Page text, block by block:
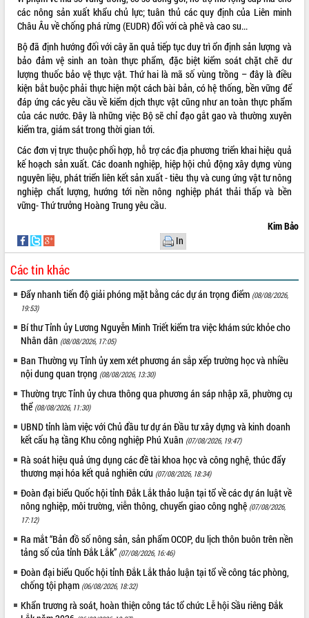
UBND tỉnh họp báo định kỳ tháng 4
năm 2026
Hội thảo khoa học “Giải pháp thúc đẩy
phát triển nền kinh tế xanh tại tỉnh
Đắk Lắk”
Tăng cường giám sát, đôn đốc thực
hiện nhiệm vụ quản lý tài sản công
hàng tuần
Tháo gỡ những vướng mắc, đẩy mạnh
công tác cải cách thủ tục hành chính
tại Trung tâm Phục vụ hành chính
công tỉnh
Đắk Lắk: Tôn vinh 46 giải pháp tại Hội
thi Sáng tạo Kỹ thuật 2024 - 2025
về phát triển nuôi trồng thủy sản
Phó Chủ tịch UBND tỉnh Đắk Lắk
Trương Công Thái kiểm tra thực địa
Dự án cao tốc Khánh Hòa - Buôn Ma
Thuột
Định vị cà phê Việt Nam như một “di
sản sống” trong dòng chảy toàn cầu
Xây dựng nông thôn mới: Nâng cao đời
sống người dân từ những mô hình thiết
thực
Quyết liệt tháo gỡ vướng mắc, đẩy
nhanh tiến độ các dự án trọng điểm
trong Khu kinh tế Nam Phú Yên
Hòn Yến phát triển du lịch gắn với bảo
tồn biển
Lấy ý kiến điều chỉnh Quy hoạch tỉnh
Đắk Lắk thời kỳ 2021-2030, tầm nhìn
đến năm 2050
Phát động chiến dịch 30 ngày đêm
giải phóng mặt bằng Tuyến đường bộ
ven biển
Đắk Lắk nỗ lực thúc đẩy tăng trưởng
kinh tế từ 10% trở lên trong Quý
II/2026
Đắk Lắk ký kết thỏa thuận hợp tác về
chuyển đổi số giai đoạn 2026 – 2030
các nông sản xuất khẩu chủ lực; tuân thủ các quy định của Liên minh
Châu Âu về chống phá rừng (EUDR) đối với cà phê và cao su...
Bộ đã định hướng đối với cây ăn quả tiếp tục duy trì ổn định sản lượng và
bảo đảm vệ sinh an toàn thực phẩm, đặc biệt kiểm soát chặt chẽ dư
lượng thuốc bảo vệ thực vật. Thứ hai là mã số vùng trồng – đây là điều
kiện bắt buộc phải thực hiện một cách bài bản, có hệ thống, bền vững để
đáp ứng các yêu cầu về kiểm dịch thực vật cũng như an toàn thực phẩm
của các nước. Đây là những việc Bộ sẽ chỉ đạo gắt gao và thường xuyên
kiểm tra, giám sát trong thời gian tới.
Các đơn vị trực thuộc phối hợp, hỗ trợ các địa phương triển khai hiệu quả
kế hoạch sản xuất. Các doanh nghiệp, hiệp hội chủ động xây dựng vùng
nguyên liệu, phát triển liên kết sản xuất - tiêu thụ và cung ứng vật tư nông
nghiệp chất lượng, hướng tới nền nông nghiệp phát thải thấp và bền
vững- Thứ trưởng Hoàng Trung yêu cầu.
Kim Bảo
In
Các tin khác
Đẩy nhanh tiến độ giải phóng mặt bằng các dự án trọng điểm (08/08/2026,
19:53)
Bí thư Tỉnh ủy Lương Nguyễn Minh Triết kiểm tra việc khám sức khỏe cho
Nhân dân (08/08/2026, 17:05)
Ban Thường vụ Tỉnh ủy xem xét phương án sắp xếp trường học và nhiều
nội dung quan trọng (08/08/2026, 13:30)
Thường trực Tỉnh ủy chưa thông qua phương án sáp nhập xã, phường cụ
thể (08/08/2026, 11:30)
UBND tỉnh làm việc với Chủ đầu tư dự án Đầu tư xây dựng và kinh doanh
kết cấu hạ tầng Khu công nghiệp Phú Xuân (07/08/2026, 19:47)
Rà soát hiệu quả ứng dụng các đề tài khoa học và công nghệ, thúc đẩy
thương mại hóa kết quả nghiên cứu (07/08/2026, 18:34)
Đoàn đại biểu Quốc hội tỉnh Đắk Lắk thảo luận tại tổ về các dự án luật về
nông nghiệp, môi trường, viễn thông, chuyển giao công nghệ (07/08/2026,
17:12)
Ra mắt “Bản đồ số nông sản, sản phẩm OCOP, du lịch thôn buôn trên nền
tảng số của tỉnh Đắk Lắk” (07/08/2026, 16:46)
Đoàn đại biểu Quốc hội tỉnh Đắk Lắk thảo luận tại tổ về công tác phòng,
chống tội phạm (06/08/2026, 18:32)
Khẩn trương rà soát, hoàn thiện công tác tổ chức Lễ hội Sầu riêng Đắk